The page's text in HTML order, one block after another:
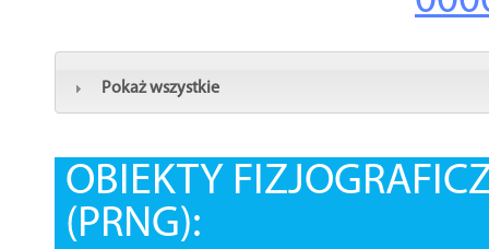
Pokaż wszystkie
OBIEKTY
(PRNG):